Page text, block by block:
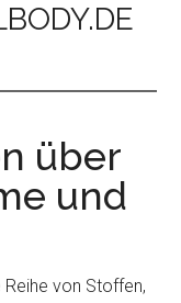
über
und
von Stoffen,